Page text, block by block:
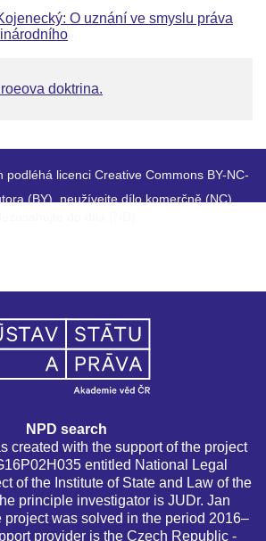
O uznání ve smyslu práva
doktrina.
podléhá licenci Creative Commons BY-NC-
(BY), neužívejte dílo komerčně (NC),
NPD search
created with the support of the project
entitled National Legal
of the Institute of State and Law of the
principle investigator is JUDr. Jan
project was solved in the period 2016–
provider is the Czech Republic -